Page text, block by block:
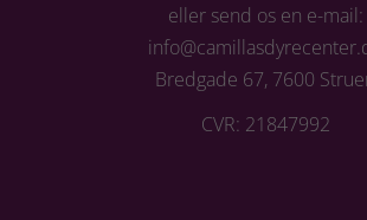
eller send os en e-mail:
Bredgade 67, 7600
CVR: 21847992